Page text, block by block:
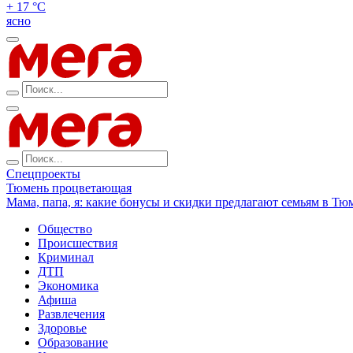
+ 17 °С
ясно
Спецпроекты
Тюмень процветающая
Мама, папа, я: какие бонусы и скидки предлагают семьям в
Общество
Происшествия
Криминал
ДТП
Экономика
Афиша
Развлечения
Здоровье
Образование